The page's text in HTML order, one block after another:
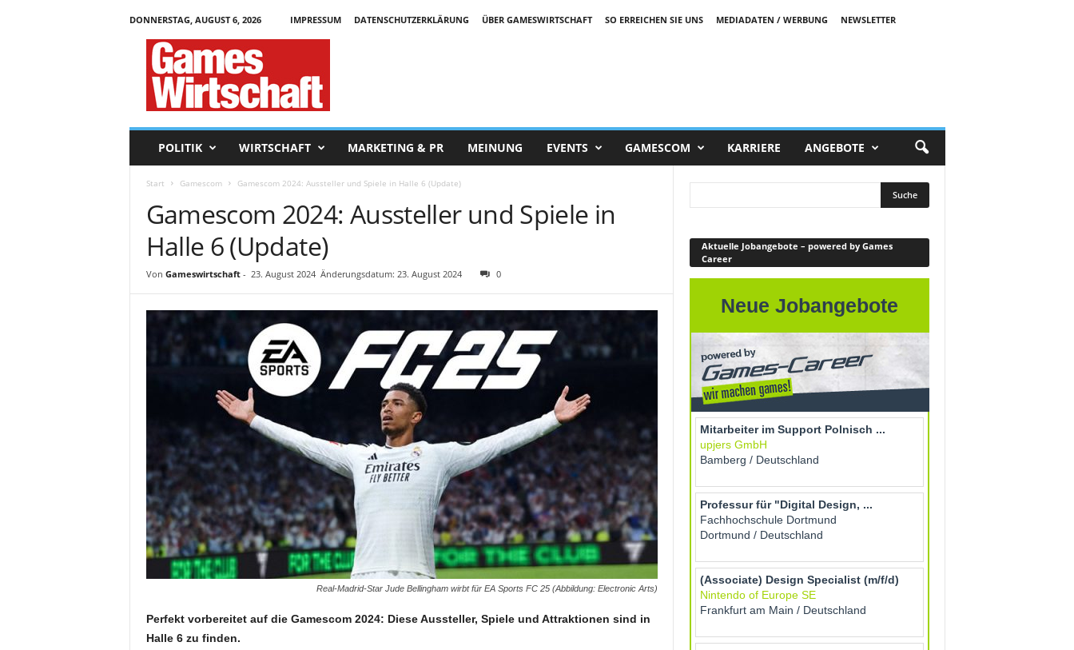
DONNERSTAG, AUGUST 6, 2026 IMPRESSUM DATENSCHUTZERKLÄRUNG ÜBER GAMESWIRTSCHAFT SO ERREICHEN SIE UNS MEDIADATEN / WERBUNG
NEWSLETTER
POLITIK WIRTSCHAFT MARKETING & PR MEINUNG EVENTS GAMESCOM KARRIERE ANGEBOTE
Start Gamescom Gamescom 2024: Aussteller und Spiele in Halle 6 (Update)
Gamescom 2024: Aussteller und Spiele in
Halle 6 (Update)
Von Gameswirtschaft- 23. August 2024 Änderungsdatum: 23. August 2024 0
Real-Madrid-Star Jude Bellingham wirbt für EA Sports FC 25 (Abbildung: Electronic Arts)
Perfekt vorbereitet auf die Gamescom 2024: Diese Aussteller, Spiele und Attraktionen sind in
Halle 6 zu finden.
Aktuelle Jobangebote – powered by Games
Career